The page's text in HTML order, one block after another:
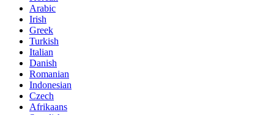
Arabic
Irish
Greek
Turkish
Italian
Danish
Romanian
Indonesian
Czech
Afrikaans